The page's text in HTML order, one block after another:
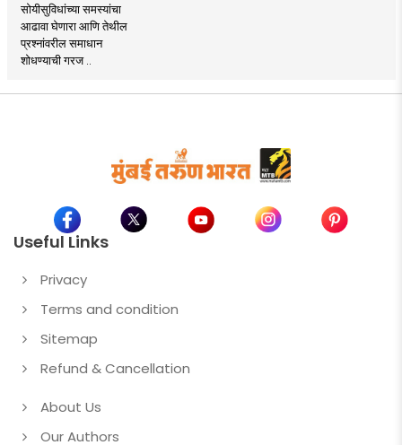
सोयीसुविधांच्या समस्यांचा
आढावा घेणारा आणि तेथील
प्रश्नांवरील समाधान
शोधण्याची गरज ..
Useful Links
Privacy
Terms and condition
Sitemap
Refund & Cancellation
About Us
Our Authors